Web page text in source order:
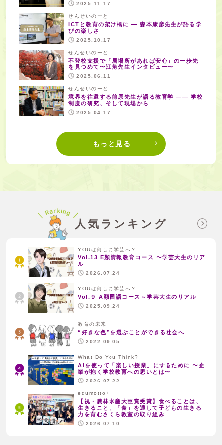
2025.11.17
せんせいのーと
ICTと教育の架け橋に — 森本康彦先生が語る学
びの楽しさ
2025.10.17
せんせいのーと
不登校支援で「居場所があれば安心」の一歩先
を見つめて〜江角先生インタビュー〜
2025.06.11
せんせいのーと
境界を往還する前原先生が語る教育学 —— 学校
制度の研究、そして現場から
2025.04.17
もっと見る
人気ランキング
YOUは何しに学芸へ？
Vol.13 E類情報教育コース 〜学芸大生のリア
ル
2026.07.24
YOUは何しに学芸へ？
Vol.９ A類国語コース～学芸大生のリアル
2025.09.24
教育の未来
“好きな色”を選ぶことができる社会へ
2022.09.05
What Do You Think?
AIを使って「楽しい授業」にするために 〜企
業が抱く学校教育への思いとは〜
2026.07.22
edumotto+
【祝・農林水産大臣賞受賞】食べることは、
生きること。「食」を通して子どもの生きる
力を育むさくら教室の取り組み
2026.07.10